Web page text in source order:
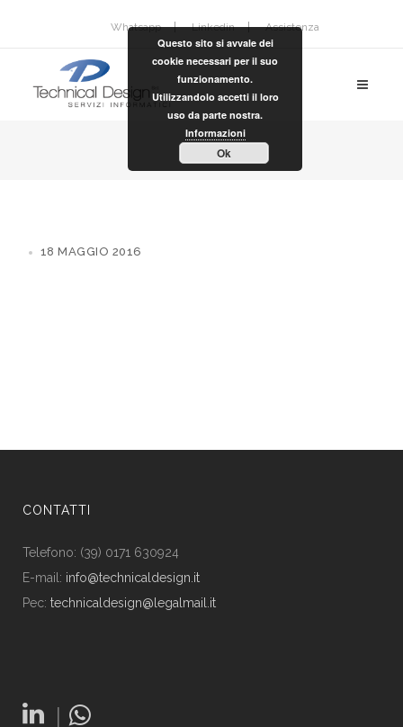
Whatsapp Linkedin Assistenza
18 MAGGIO 2016
CONTATTI
Telefono: (39) 0171 630924
E-mail: info@technicaldesign.it
Pec: technicaldesign@legalmail.it
|
Questo sito si avvale dei
cookie necessari per il suo
funzionamento.
Utilizzandolo accetti il loro
uso da parte nostra.
Informazioni
Ok